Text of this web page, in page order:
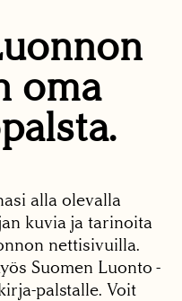
oma
alla olevalla
kuvia ja tarinoita
nettisivuilla.
Suomen Luonto -
palstalle. Voit